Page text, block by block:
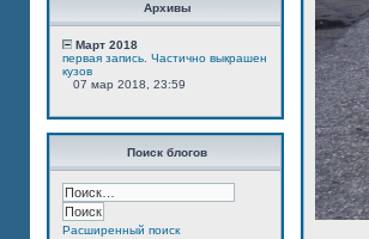
Архивы
Март 2018
первая запись. Частично выкрашен
кузов
07 мар 2018, 23:59
Поиск блогов
Расширенный поиск